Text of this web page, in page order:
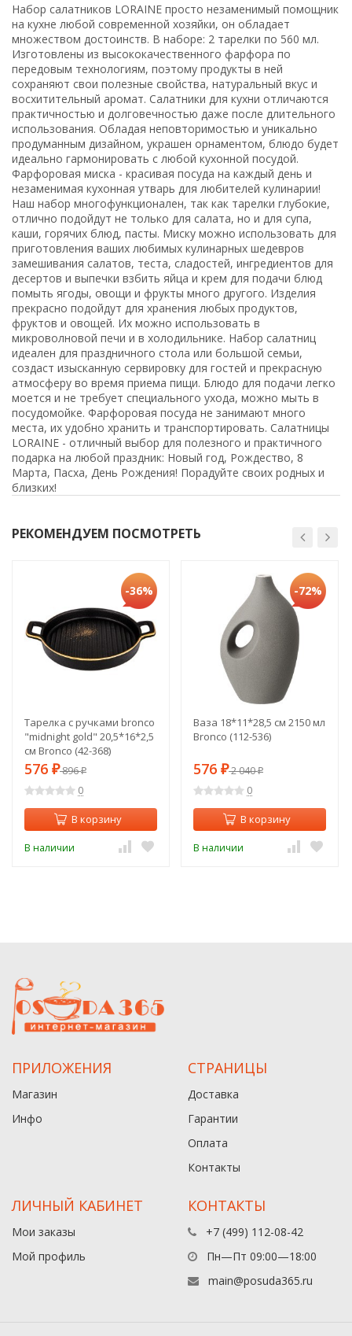
Набор салатников LORAINE просто незаменимый помощник
на кухне любой современной хозяйки, он обладает
множеством достоинств. В наборе: 2 тарелки по 560 мл.
Изготовлены из высококачественного фарфора по
передовым технологиям, поэтому продукты в ней
сохраняют свои полезные свойства, натуральный вкус и
восхитительный аромат. Салатники для кухни отличаются
практичностью и долговечностью даже после длительного
использования. Обладая неповторимостью и уникально
продуманным дизайном, украшен орнаментом, блюдо будет
идеально гармонировать с любой кухонной посудой.
Фарфоровая миска - красивая посуда на каждый день и
незаменимая кухонная утварь для любителей кулинарии!
Наш набор многофункционален, так как тарелки глубокие,
отлично подойдут не только для салата, но и для супа,
каши, горячих блюд, пасты. Миску можно использовать для
приготовления ваших любимых кулинарных шедевров
замешивания салатов, теста, сладостей, ингредиентов для
десертов и выпечки взбить яйца и крем для подачи блюд
помыть ягоды, овощи и фрукты много другого. Изделия
прекрасно подойдут для хранения любых продуктов,
фруктов и овощей. Их можно использовать в
микроволновой печи и в холодильнике. Набор салатниц
идеален для праздничного стола или большой семьи,
создаст изысканную сервировку для гостей и прекрасную
атмосферу во время приема пищи. Блюдо для подачи легко
моется и не требует специального ухода, можно мыть в
посудомойке. Фарфоровая посуда не занимают много
места, их удобно хранить и транспортировать. Салатницы
LORAINE - отличный выбор для полезного и практичного
подарка на любой праздник: Новый год, Рождество, 8
Марта, Пасха, День Рождения! Порадуйте своих родных и
близких!
РЕКОМЕНДУЕМ ПОСМОТРЕТЬ
-36%
Тарелка с ручками bronco
"midnight gold" 20,5*16*2,5
см Bronco (42-368)
576 ₽896₽
0
В корзину
В наличии
-72%
Ваза 18*11*28,5 см 2150 мл
Bronco (112-536)
576 ₽2 040₽
0
В корзину
В наличии
ПРИЛОЖЕНИЯ
Магазин
Инфо
СТРАНИЦЫ
Доставка
Гарантии
Оплата
Контакты
ЛИЧНЫЙ КАБИНЕТ
Мои заказы
Мой профиль
КОНТАКТЫ
+7 (499) 112-08-42
Пн—Пт 09:00—18:00
main@posuda365.ru